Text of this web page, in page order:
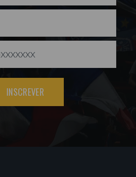
INSCREVER